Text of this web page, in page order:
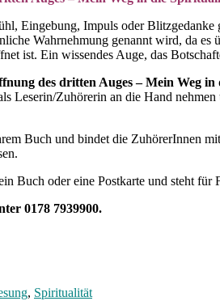
Eingebung, Impuls oder
Wahrnehmung genannt wird, da
ist. Ein wissendes Auge, das
des dritten Auges – Mein Weg
Leserin/Zuhörerin an die Hand
Buch und bindet die ZuhörerInnen
Buch oder eine Postkarte und steht für
0178 7939900.
, Spiritualität